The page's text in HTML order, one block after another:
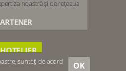
noastră și de rețeaua
sunteți de acord
OK